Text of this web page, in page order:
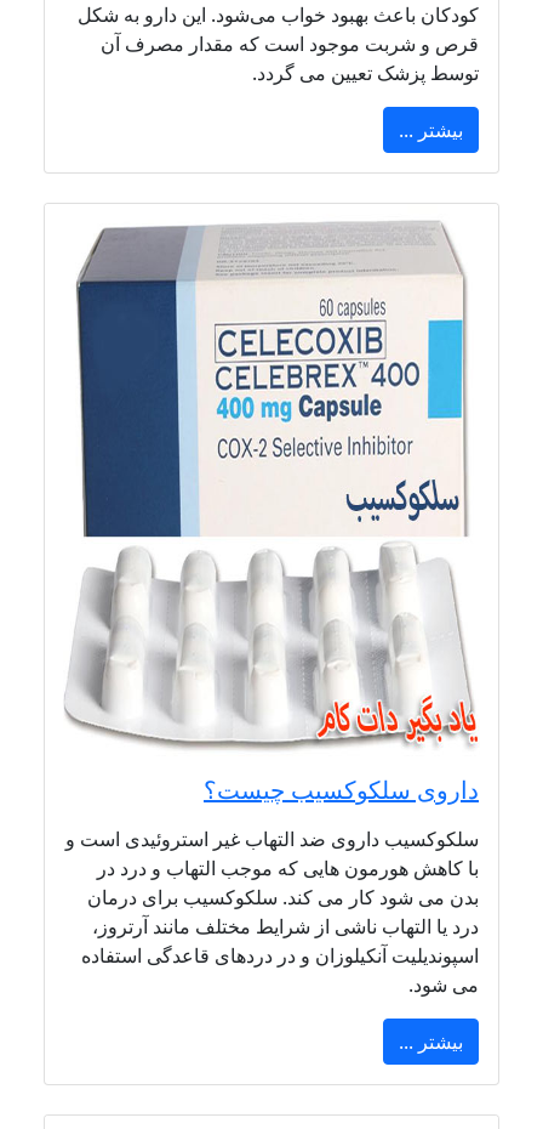
کودکان باعث بهبود خواب می‌شود. این دارو به شکل
قرص و شربت موجود است که مقدار مصرف آن
توسط پزشک تعیین می گردد.
بیشتر ...
داروی سلکوکسیب چیست؟
سلکوکسیب داروی ضد التهاب غیر استروئیدی است و
با کاهش هورمون هایی که موجب التهاب و درد در
بدن می شود کار می کند. سلکوکسیب برای درمان
درد یا التهاب ناشی از شرایط مختلف مانند آرتروز،
اسپوندیلیت آنکیلوزان و در دردهای قاعدگی استفاده
می شود.
بیشتر ...